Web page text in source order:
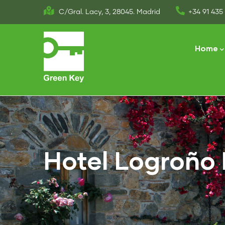
to
C/Gral. Lacy, 3, 28045. Madrid +34 91 435
Home
Hotel Logroño